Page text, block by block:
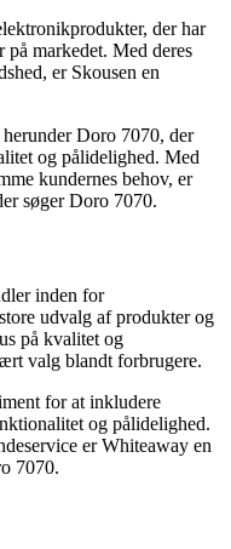
der har
på markedet. Med deres
er Skousen en
Doro 7070, der
og pålidelighed. Med
kundernes behov, er
søger Doro 7070.
inden for
udvalg af produkter og
på kvalitet og
valg blandt forbrugere.
for at inkludere
og pålidelighed.
er Whiteaway en
7070.